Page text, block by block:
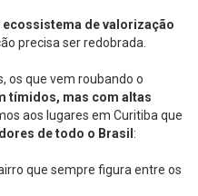
ecossistema de valorização
precisa ser redobrada.
os que vem roubando o
tímidos, mas com altas
aos lugares em Curitiba que
de todo o Brasil :
que sempre figura entre os